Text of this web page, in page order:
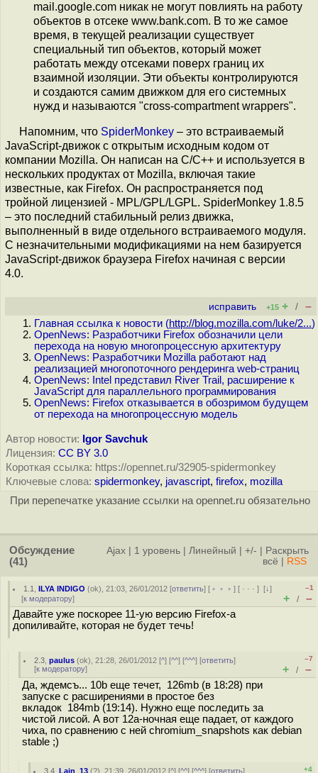
mail.google.com никак не могут повлиять на работу
объектов в отсеке www.bank.com. В то же самое
время, в текущей реализации существует
специальный тип объектов, который может
работать между отсеками поверх границ их
взаимной изоляции. Эти объекты контролируются
и создаются самим движком для его системных
нужд и называются "cross-compartment wrappers".
Напомним, что SpiderMonkey – это встраиваемый
JavaScript-движок с открытым исходным кодом от
компании Mozilla. Он написан на C/C++ и используется в
нескольких продуктах от Mozilla, включая такие
известные, как Firefox. Он распространяется под
тройной лицензией - MPL/GPL/LGPL. SpiderMonkey 1.8.5
– это последний стабильный релиз движка,
выполненный в виде отдельного встраиваемого модуля.
С незначительными модификациями на нем базируется
JavaScript-движок браузера Firefox начиная с версии
4.0.
исправить +15 + / –
Главная ссылка к новости (http://blog.mozilla.com/luke/2...)
OpenNews: Разработчики Firefox обозначили цели
перехода на новую многопроцессную архитектуру
OpenNews: Разработчики Mozilla работают над
реализацией многопоточного рендеринга web-страниц
OpenNews: Intel представил River Trail, расширение к
JavaScript для параллельного программирования
OpenNews: Firefox отказывается в обозримом будущем
от перехода на многопроцессную модель
Автор новости: Igor Savchuk
Лицензия: CC BY 3.0
Короткая ссылка: https://opennet.ru/32905-spidermonkey
Ключевые слова: spidermonkey, javascript, firefox, mozilla
При перепечатке указание ссылки на opennet.ru обязательно
Обсуждение
(41)
Ajax 1 уровень Линейный +/-
Раскрыть
всё
RSS
1.1 ,ILYA INDIGO (ok), 21:03, 26/01/2012 [ответить] [ ﹢﹢﹢] [ · · ·][↓]
[к модератору]
–1
+ / –
Давайте уже поскорее 11-ую версию Firefox-а
допиливайте, которая не будет течь!
2.3 ,paulus (ok), 21:28, 26/01/2012 [^] [^^] [^^^] [ответить]
[к модератору]
–7
+ / –
Да, ждемсъ... 10b еще течет, 126mb (в 18:28) при
запуске с расширениями в простое без
вкладок 184mb (19:14). Нужно еще последить за
чистой лисой. А вот 12а-ночная еще падает, от каждого
чиха, по сравнению с ней chromium_snapshots как debian
stable ;)
3.4 ,Lain_13 (?), 21:39, 26/01/2012 [^] [^^] [^^^] [ответить] +4